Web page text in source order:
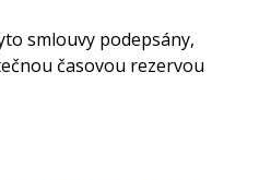
smlouvy podepsány,
časovou rezervou